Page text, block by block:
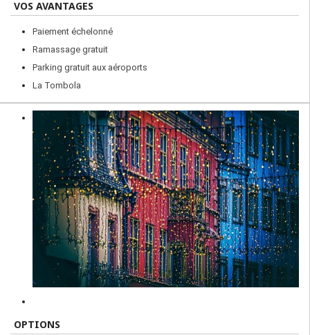
VOS AVANTAGES
Paiement échelonné
Ramassage gratuit
Parking gratuit aux aéroports
La Tombola
OPTIONS